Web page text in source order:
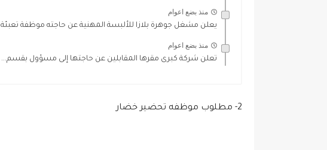
منذ بضع اعوام
يعلن مشغل جوهرة بلازا للألبسة المهنية عن حاجته موظفة تعبئة
منذ بضع اعوام
تعلن شركة كبرى مقرها المقابلين عن حاجتها إلى مسؤول بقسم...
2- مطلوب موظفه تحضير خضار